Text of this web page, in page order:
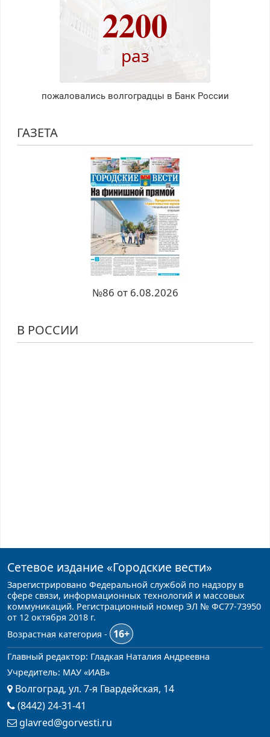
2200
раз
пожаловались волгоградцы в Банк России
ГАЗЕТА
№86 от 6.08.2026
В РОССИИ
Сетевое издание «Городские вести»
Зарегистрировано Федеральной службой по надзору в
сфере связи, информационных технологий и массовых
коммуникаций. Регистрационный номер ЭЛ № ФС77-73950
от 12 октября 2018 г.
Возрастная категория -
16+
Главный редактор: Гладкая Наталия Андреевна
Учредитель: МАУ «ИАВ»
Волгоград, ул. 7-я Гвардейская, 14
(8442) 24-31-41
glavred@gorvesti.ru